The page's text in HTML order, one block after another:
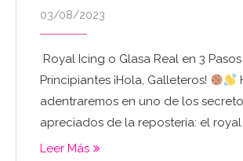
03/08/2023
Royal Icing o Glasa Real en 3
Principiantes ¡Hola, Galleteros!
adentraremos en uno de los
apreciados de la repostería: el
Leer Más